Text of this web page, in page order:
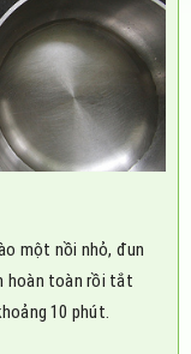
một nồi nhỏ, đun
hoàn toàn rồi tắt
10 phút.